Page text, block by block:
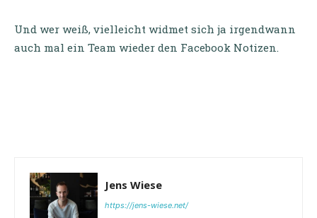
Und wer weiß, vielleicht widmet sich ja irgendwann
auch mal ein Team wieder den Facebook Notizen.
Jens Wiese
https://jens-wiese.net/